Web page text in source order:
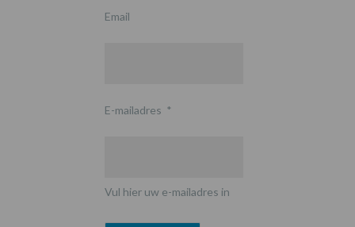
Email
E-mailadres *
Vul hier uw e-mailadres in